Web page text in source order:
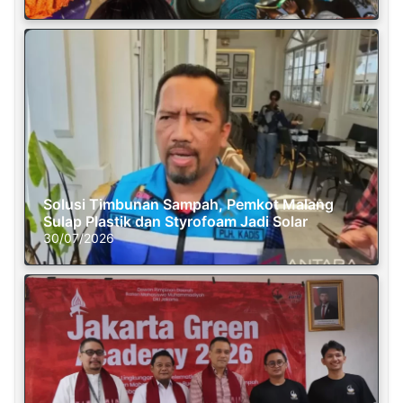
Solusi Timbunan Sampah, Pemkot Malang
Sulap Plastik dan Styrofoam Jadi Solar
30/07/2026